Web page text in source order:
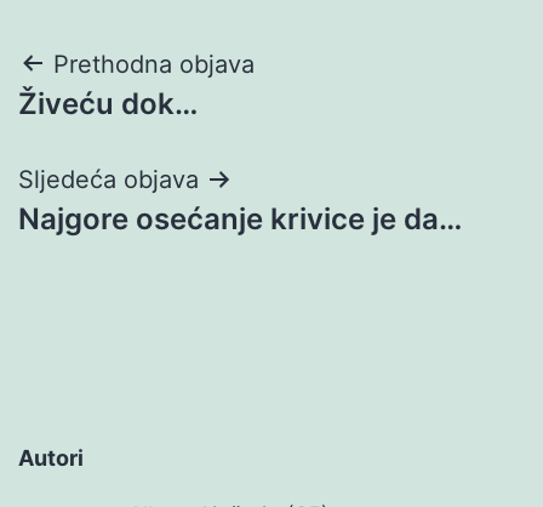
Navigacija
objava
Prethodna objava
Živeću dok…
Sljedeća objava
Najgore osećanje krivice je da…
Autori